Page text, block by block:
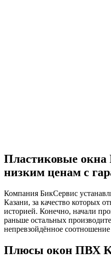
Пластиковые
низким ценам с
Компания БикСервис
Казани, за качество которых
историей. Конечно, начали
раньше остальных
непревзойдённое соотношение
Плюсы окон ПВХ